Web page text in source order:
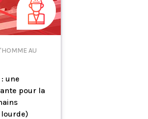
AU
: une
pour la